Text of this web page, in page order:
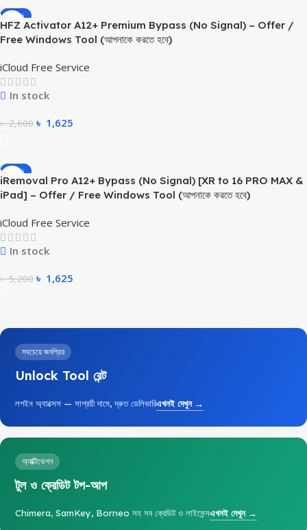
-38%
HFZ Activator A12+ Premium Bypass (No Signal) – Offer /
Free Windows Tool (আপনাকে করতে হবে)
iCloud Free Service
In stock
৳2,600 ৳ 1,625
-69%
iRemoval Pro A12+ Bypass (No Signal) [XR to 16 PRO MAX &
iPad] – Offer / Free Windows Tool (আপনাকে করতে হবে)
iCloud Free Service
In stock
৳5,200 ৳ 1,625
সবচেয়ে জনপ্রিয়
Unlock Tool রেন্ট
লগইন অ্যাক্সেস — সাশ্রয়ী দামে, দ্রুত ডেলিভারিএখনই দেখুন →
অ্যাক্টিভেশন
টুল ও ক্রেডিট টপ-আপ
Chimera, SamKey, Borneo সহ সব ক্রেডিট ও লাইসেন্সএখনই দেখুন →